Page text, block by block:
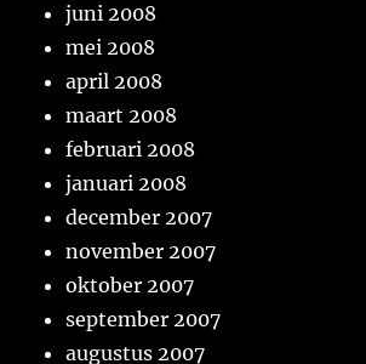
juni 2008
mei 2008
april 2008
maart 2008
februari 2008
januari 2008
december 2007
november 2007
oktober 2007
september 2007
augustus 2007